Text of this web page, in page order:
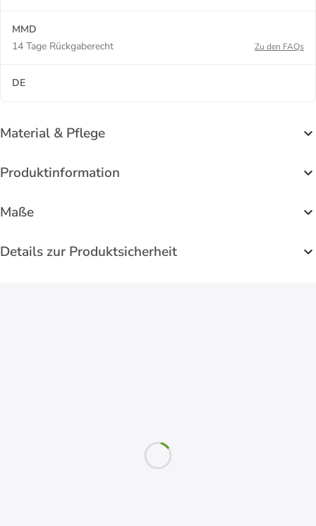
MMD
14 Tage Rückgaberecht
Zu den FAQs
DE
Material & Pflege
Produktinformation
Maße
Details zur Produktsicherheit